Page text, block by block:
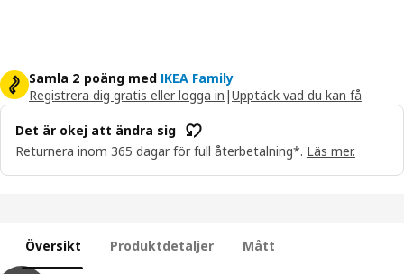
Samla 2 poäng med IKEA Family
Registrera dig gratis eller logga in |Upptäck vad du kan få
Det är okej att ändra sig
Returnera inom 365 dagar för full återbetalning*. Läs mer.
Översikt Produktdetaljer Mått